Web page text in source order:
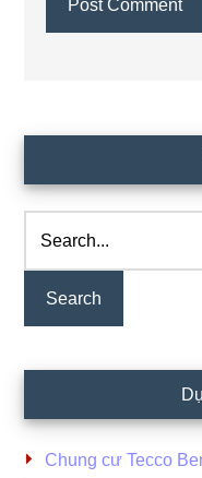
Sidebar
Chung cư Tecco